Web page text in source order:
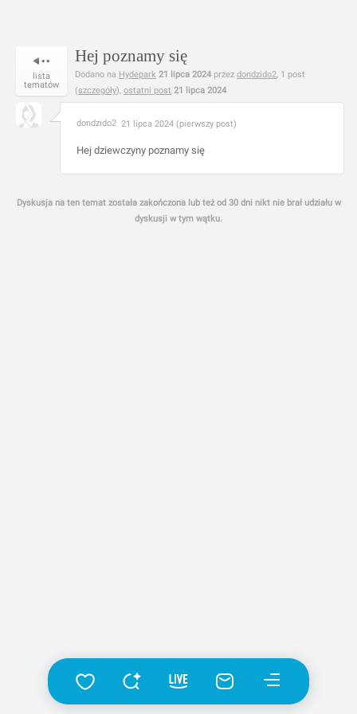
lista
tematów
Hej poznamy się
Dodano na Hydepark 21 lipca 2024przez dondzido2, 1 post
(szczegóły), ostatni post 21 lipca 2024
dondzido2 21 lipca 2024 (pierwszy post)
Hej dziewczyny poznamy się
Dyskusja na ten temat została zakończona lub też od 30 dni nikt nie brał udziału w
dyskusji w tym wątku.